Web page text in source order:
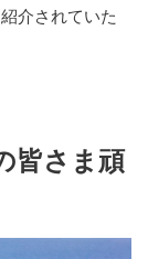
介されていた
皆さま頑